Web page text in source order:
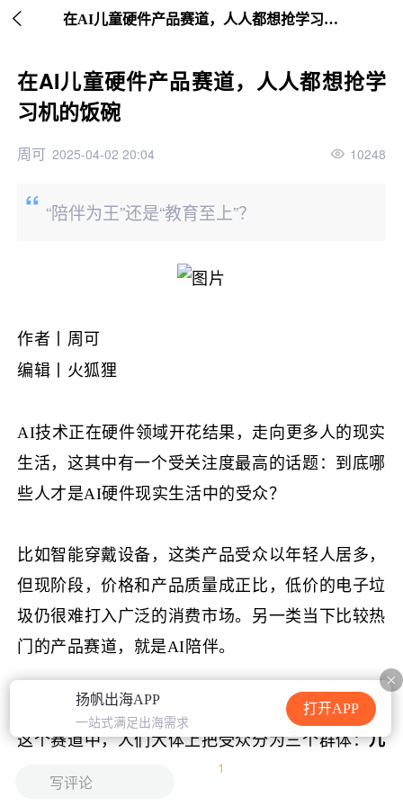
扬帆出海APP
一站式满足出海需求
打开APP
 在AI儿童硬件产品赛道，人人都想抢学习机的饭碗
继续下拉刷新
在AI儿童硬件产品赛道，人人都想抢学
习机的饭碗
周可 2025-04-02 20:04 10248
“陪伴为王”还是“教育至上”？
作者丨周可
编辑丨火狐狸
AI技术正在硬件领域开花结果，走向更多人的现实
生活，这其中有一个受关注度最高的话题：到底哪
些人才是AI硬件现实生活中的受众？
比如智能穿戴设备，这类产品受众以年轻人居多，
但现阶段，价格和产品质量成正比，低价的电子垃
圾仍很难打入广泛的消费市场。另一类当下比较热
门的产品赛道，就是AI陪伴。
AI陪伴也是当下大多数创业者比较热衷的赛道，在
这个赛道中，人们大体上把受众分为三个群体：儿
童、老人、女性
，而这其中，又以儿童陪伴产品为
写评论
1
加载中...